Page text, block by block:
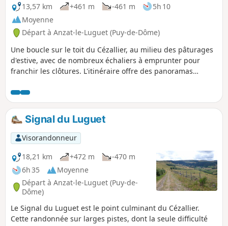
13,57 km +461 m -461 m
5h 10
Moyenne
Départ à Anzat-le-Luguet (Puy-de-Dôme)
Une boucle sur le toit du Cézallier, au milieu des pâturages
d'estive, avec de nombreux échaliers à emprunter pour
franchir les clôtures. L'itinéraire offre des panoramas
Puy de Sancy. On passe au pied des deux points culminants
du Cézallier mais sans les gravir car, entourés de bois, ils
n'offrent aucune vue. Circuit conçu et proposé par Chamina.
Signal du Luguet
Visorandonneur
18,21 km
+472 m
-470 m
6h 35
Moyenne
Départ à Anzat-le-Luguet (Puy-de-
Dôme)
Le Signal du Luguet est le point culminant du Cézallier.
Cette randonnée sur larges pistes, dont la seule difficulté